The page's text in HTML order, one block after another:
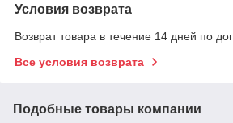
Условия возврата
Возврат товара в течение 14 дней по
Все условия возврата
Подобные товары компании